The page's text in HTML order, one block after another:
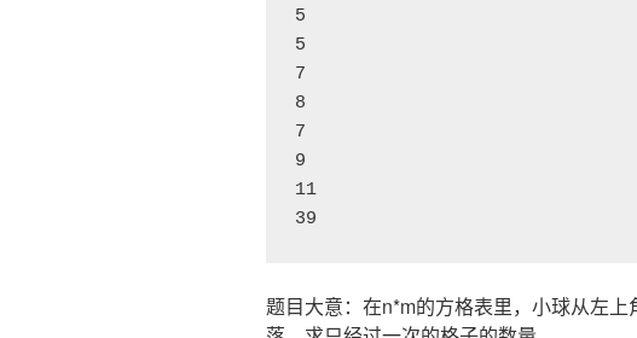
5
5
7
8
7
9
11
39
题目大意：在n*m的方格表里，小球从左